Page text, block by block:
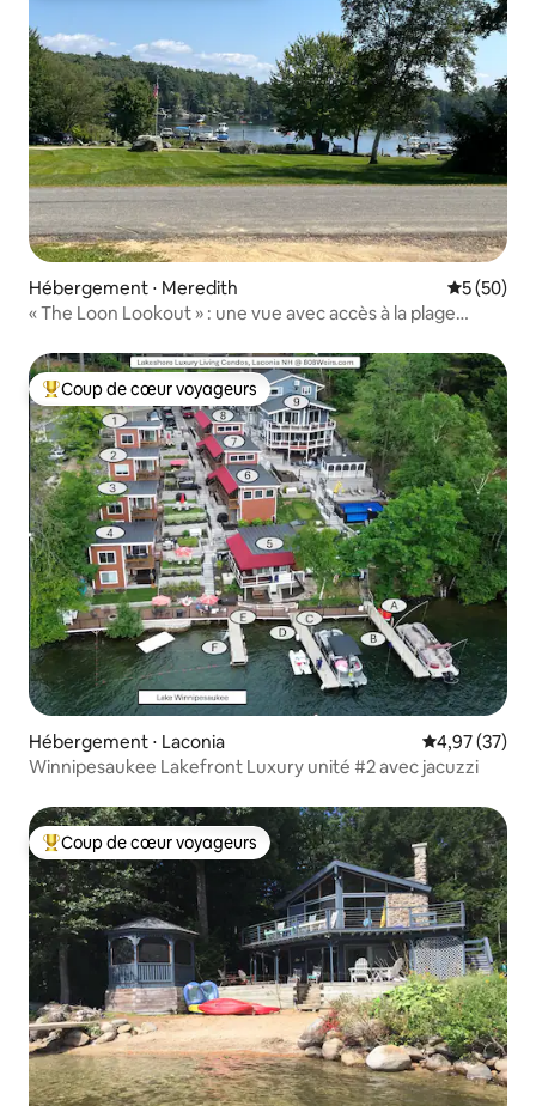
Hébergement ⋅ Meredith
5 (50)
« The Loon Lookout » : une vue avec accès à la plage…
Coups de cœur voyageurs les plus appréciés
Coup de cœur voyageurs
Hébergement ⋅ Laconia Évaluation
4,97 (37)
Winnipesaukee Lakefront Luxury unité #2 avec jacuzzi
Coups de cœur voyageurs les plus appréciés
Coup de cœur voyageurs